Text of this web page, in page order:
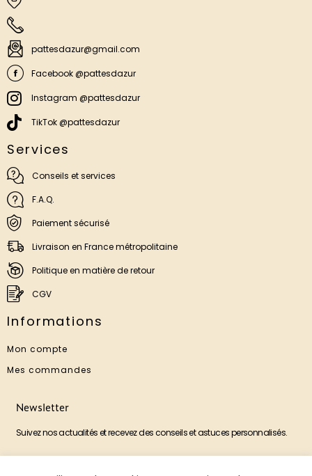
pattesdazur@gmail.com
Facebook @pattesdazur
Instagram @pattesdazur
TikTok @pattesdazur
Services
Conseils et services
F.A.Q.
Paiement sécurisé
Livraison en France métropolitaine
Politique en matière de retour
CGV
Informations
Mon compte
Mes commandes
Newsletter
Suivez nos actualités et recevez des conseils et astuces personnalisés.